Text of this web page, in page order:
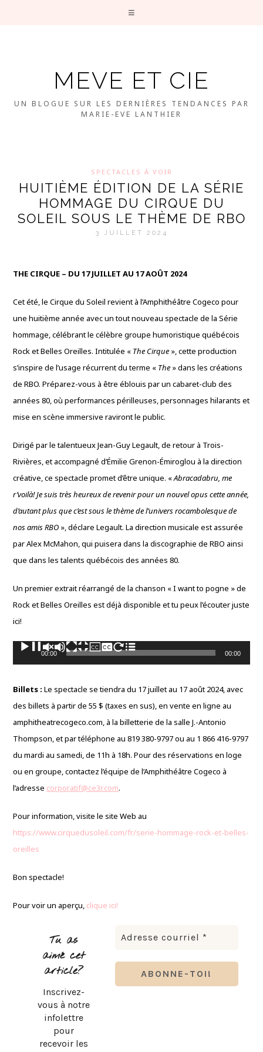
MEVE ET CIE
UN BLOGUE SUR LES DERNIÈRES TENDANCES PAR
MARIE-EVE LANTHIER
SPECTACLES À VOIR
HUITIÈME ÉDITION DE LA SÉRIE
HOMMAGE DU CIRQUE DU
SOLEIL SOUS LE THÈME DE RBO
3 JUILLET 2024
THE CIRQUE – DU 17 JUILLET AU 17 AOÛT 2024
Cet été, le Cirque du Soleil revient à l’Amphithéâtre Cogeco pour
une huitième année avec un tout nouveau spectacle de la Série
hommage, célébrant le célèbre groupe humoristique québécois
Rock et Belles Oreilles. Intitulée « The Cirque », cette production
s’inspire de l’usage récurrent du terme « The » dans les créations
de RBO. Préparez-vous à être éblouis par un cabaret-club des
années 80, où performances périlleuses, personnages hilarants et
mise en scène immersive raviront le public.
Dirigé par le talentueux Jean-Guy Legault, de retour à Trois-
Rivières, et accompagné d’Émilie Grenon-Émiroglou à la direction
créative, ce spectacle promet d’être unique. «Abracadabru, me
r’voilà! Je suis très heureux de revenir pour un nouvel opus cette année,
d’autant plus que c’est sous le thème de l’univers rocambolesque de
nos amis RBO », déclare Legault. La direction musicale est assurée
par Alex McMahon, qui puisera dans la discographie de RBO ainsi
que dans les talents québécois des années 80.
Un premier extrait réarrangé de la chanson « I want to pogne » de
Rock et Belles Oreilles est déjà disponible et tu peux l’écouter juste
ici!
Lecteur
audio
00:00 00:00
Billets : Le spectacle se tiendra du 17 juillet au 17 août 2024, avec
des billets à partir de 55 $ (taxes en sus), en vente en ligne au
amphitheatrecogeco.com, à la billetterie de la salle J.-Antonio
Thompson, et par téléphone au 819 380-9797 ou au 1 866 416-9797
du mardi au samedi, de 11h à 18h. Pour des réservations en loge
ou en groupe, contactez l’équipe de l’Amphithéâtre Cogeco à
l’adresse corporatif@ce3r.com.
Pour information, visite le site Web au
https://www.cirquedusoleil.com/fr/serie-hommage-rock-et-belles-
oreilles
Bon spectacle!
Pour voir un aperçu, clique ici!
Tu as
aimé cet
article?
Inscrivez-
vous à notre
infolettre
pour
recevoir les